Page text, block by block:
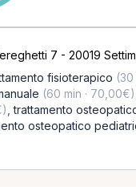
7 - 20019
fisioterapico
(60 min · 70,00€)
,trattamento
osteopatico